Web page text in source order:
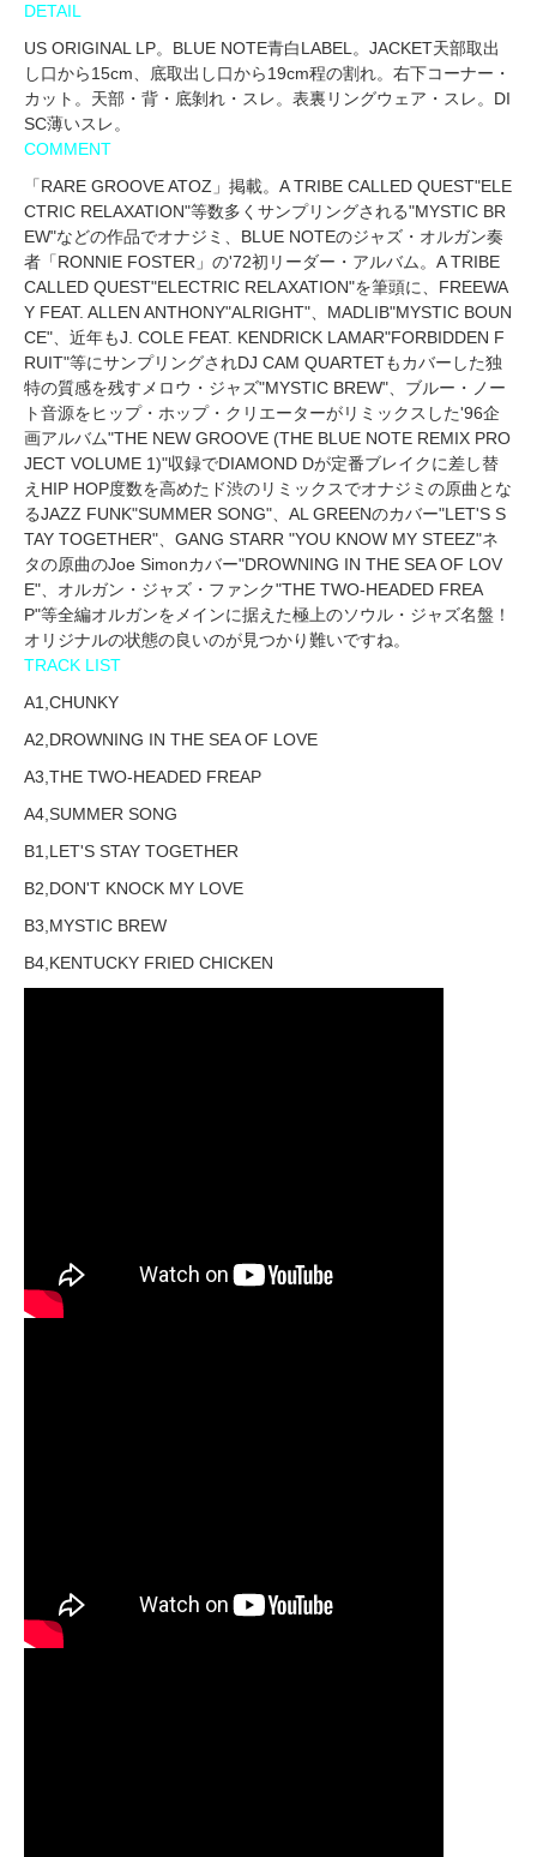
DETAIL
US ORIGINAL LP。BLUE NOTE青白LABEL。JACKET天部取出
し口から15cm、底取出し口から19cm程の割れ。右下コーナー・
カット。天部・背・底剝れ・スレ。表裏リングウェア・スレ。DI
SC薄いスレ。
COMMENT
「RARE GROOVE ATOZ」掲載。A TRIBE CALLED QUEST"ELE
CTRIC RELAXATION"等数多くサンプリングされる"MYSTIC BR
EW"などの作品でオナジミ、BLUE NOTEのジャズ・オルガン奏
者「RONNIE FOSTER」の'72初リーダー・アルバム。A TRIBE
CALLED QUEST"ELECTRIC RELAXATION"を筆頭に、FREEWA
Y FEAT. ALLEN ANTHONY"ALRIGHT"、MADLIB"MYSTIC BOUN
CE"、近年もJ. COLE FEAT. KENDRICK LAMAR"FORBIDDEN F
RUIT"等にサンプリングされDJ CAM QUARTETもカバーした独
特の質感を残すメロウ・ジャズ"MYSTIC BREW"、ブルー・ノー
ト音源をヒップ・ホップ・クリエーターがリミックスした'96企
画アルバム"THE NEW GROOVE (THE BLUE NOTE REMIX PRO
JECT VOLUME 1)"収録でDIAMOND Dが定番ブレイクに差し替
えHIP HOP度数を高めたド渋のリミックスでオナジミの原曲とな
るJAZZ FUNK"SUMMER SONG"、AL GREENのカバー"LET'S S
TAY TOGETHER"、GANG STARR "YOU KNOW MY STEEZ"ネ
タの原曲のJoe Simonカバー"DROWNING IN THE SEA OF LOV
E"、オルガン・ジャズ・ファンク"THE TWO-HEADED FREA
P"等全編オルガンをメインに据えた極上のソウル・ジャズ名盤！
オリジナルの状態の良いのが見つかり難いですね。
TRACK LIST
A1,CHUNKY
A2,DROWNING IN THE SEA OF LOVE
A3,THE TWO-HEADED FREAP
A4,SUMMER SONG
B1,LET'S STAY TOGETHER
B2,DON'T KNOCK MY LOVE
B3,MYSTIC BREW
B4,KENTUCKY FRIED CHICKEN